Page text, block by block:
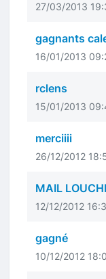
27/03/2013
gagnants
16/01/2013
rclens
15/01/2013
merciiii
26/12/2012
MAIL
12/12/2012
gagné
10/12/2012